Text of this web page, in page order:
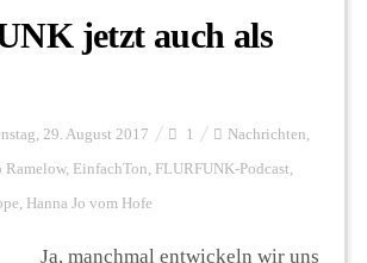
jetzt auch als
29. August 2017 1 Nachrichten,
Ramelow, EinfachTon, FLURFUNK-Podcast,
, Hanna Jo vom Hofe
Ja, manchmal entwickeln wir uns